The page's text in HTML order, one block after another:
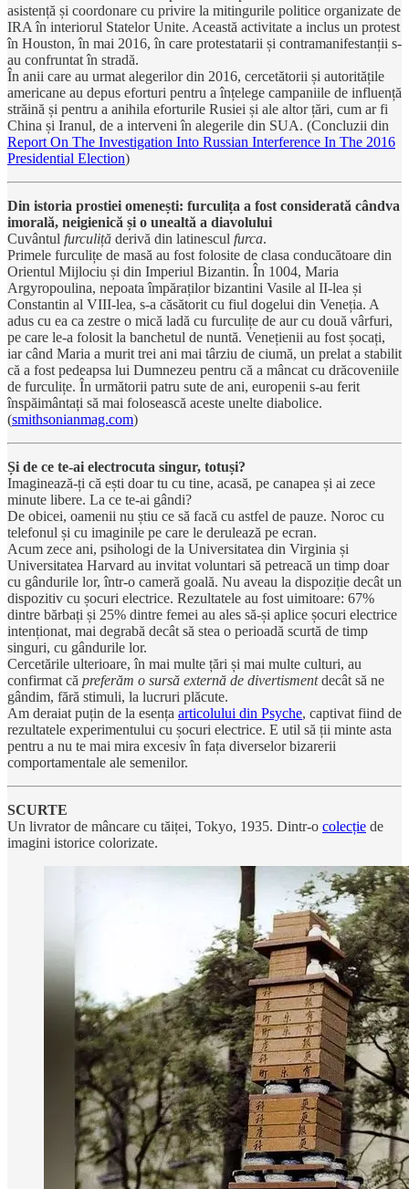
asistență și coordonare cu privire la mitingurile politice organizate de
IRA în interiorul Statelor Unite. Această activitate a inclus un protest
în Houston, în mai 2016, în care protestatarii și contramanifestanții s-
au confruntat în stradă.
În anii care au urmat alegerilor din 2016, cercetătorii și autoritățile
americane au depus eforturi pentru a înțelege campaniile de influență
străină și pentru a anihila eforturile Rusiei și ale altor țări, cum ar fi
China și Iranul, de a interveni în alegerile din SUA. (Concluzii din
Report On The Investigation Into Russian Interference In The 2016
Presidential Election)
Din istoria prostiei omenești: furculița a fost considerată cândva
imorală, neigienică și o unealtă a diavolului
Cuvântul furculiță derivă din latinescul furca.
Primele furculițe de masă au fost folosite de clasa conducătoare din
Orientul Mijlociu și din Imperiul Bizantin. În 1004, Maria
Argyropoulina, nepoata împăraților bizantini Vasile al II-lea și
Constantin al VIII-lea, s-a căsătorit cu fiul dogelui din Veneția. A
adus cu ea ca zestre o mică ladă cu furculițe de aur cu două vârfuri,
pe care le-a folosit la banchetul de nuntă. Venețienii au fost șocați,
iar când Maria a murit trei ani mai târziu de ciumă, un prelat a stabilit
că a fost pedeapsa lui Dumnezeu pentru că a mâncat cu drăcoveniile
de furculițe. În următorii patru sute de ani, europenii s-au ferit
înspăimântați să mai folosească aceste unelte diabolice.
(smithsonianmag.com)
Și de ce te-ai electrocuta singur, totuși?
Imaginează-ți că ești doar tu cu tine, acasă, pe canapea și ai zece
minute libere. La ce te-ai gândi?
De obicei, oamenii nu știu ce să facă cu astfel de pauze. Noroc cu
telefonul și cu imaginile pe care le derulează pe ecran.
Acum zece ani, psihologi de la Universitatea din Virginia și
Universitatea Harvard au invitat voluntari să petreacă un timp doar
cu gândurile lor, într-o cameră goală. Nu aveau la dispoziție decât un
dispozitiv cu șocuri electrice. Rezultatele au fost uimitoare: 67%
dintre bărbați și 25% dintre femei au ales să-și aplice șocuri electrice
intenționat, mai degrabă decât să stea o perioadă scurtă de timp
singuri, cu gândurile lor.
Cercetările ulterioare, în mai multe țări și mai multe culturi, au
confirmat că preferăm o sursă externă de divertismentdecât să ne
gândim, fără stimuli, la lucruri plăcute.
Am deraiat puțin de la esența articolului din Psyche, captivat fiind de
rezultatele experimentului cu șocuri electrice. E util să ții minte asta
pentru a nu te mai mira excesiv în fața diverselor bizarerii
comportamentale ale semenilor.
SCURTE
Un livrator de mâncare cu tăiței, Tokyo, 1935. Dintr-o colecție de
imagini istorice colorizate.